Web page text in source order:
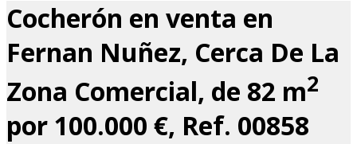
Cocherón en venta en
Fernan Nuñez, Cerca De La
Zona Comercial, de 82 m2
por 100.000 €, Ref. 00858